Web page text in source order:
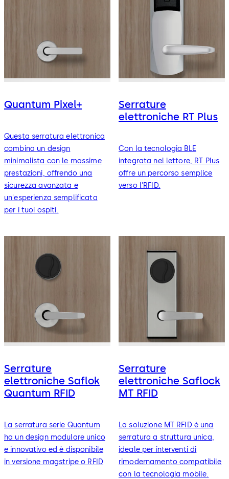
Tutte le serrature elettroniche per hotel di dormakaba sono
serratura è certificata BMHA/ANSI di grado 1 e conforme a
ROHS (Restrictions of Hazardous Substances) e CE/EMC.
Quantum Pixel+
Questa serratura elettronica
combina un design
minimalista con le massime
prestazioni, offrendo una
sicurezza avanzata e
un'esperienza semplificata
per i tuoi ospiti.
Serrature
elettroniche RT Plus
Con la tecnologia BLE
integrata nel lettore, RT Plus
offre un percorso semplice
verso l'RFID.
Serrature
elettroniche Saflok
Quantum RFID
La serratura serie Quantum
ha un design modulare unico
e innovativo ed è disponibile
in versione magstripe o RFID
Serrature
elettroniche Saflock
MT RFID
La soluzione MT RFID è una
serratura a struttura unica,
ideale per interventi di
rimodernamento compatibile
con la tecnologia mobile.